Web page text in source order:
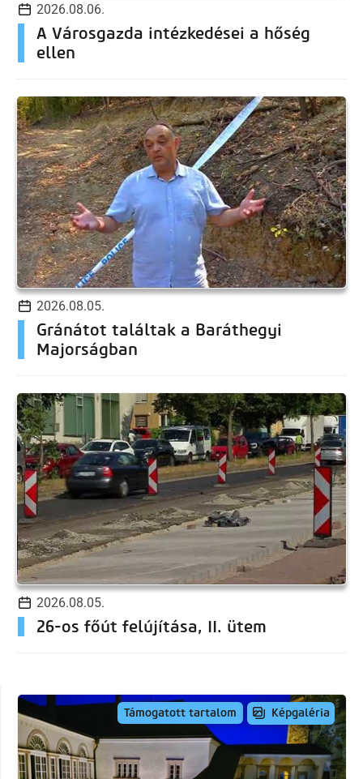
2026.08.06.
A Városgazda intézkedései a hőség
ellen
2026.08.05.
Gránátot találtak a Baráthegyi
Majorságban
2026.08.05.
26-os főút felújítása, II. ütem
Támogatott tartalom Képgaléria